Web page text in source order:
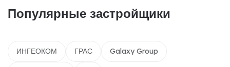
Популярные застройщики
ИНГЕОКОМ ГРАС Galaxy Group